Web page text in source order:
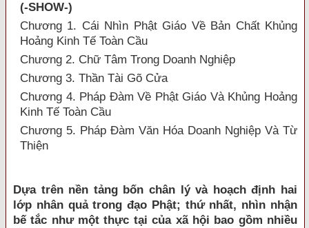
(-SHOW-)
Chương 1. Cái Nhìn Phật Giáo Về Bản Chất Khủng
Hoảng Kinh Tế Toàn Cầu
Chương 2. Chữ Tâm Trong Doanh Nghiệp
Chương 3. Thần Tài Gõ Cửa
Chương 4. Pháp Đàm Về Phật Giáo Và Khủng Hoảng
Kinh Tế Toàn Cầu
Chương 5. Pháp Đàm Văn Hóa Doanh Nghiệp Và Từ
Thiện
Dựa trên nền tảng bốn chân lý và hoạch định hai
lớp nhân quả trong đạo Phật; thứ nhất, nhìn nhận
bế tắc như một thực tại của xã hội bao gồm nhiều